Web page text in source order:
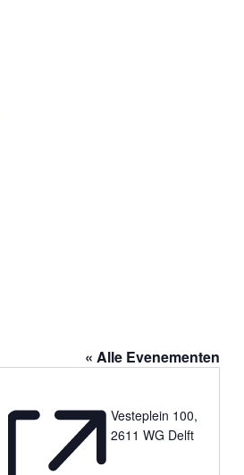
« Alle Evenementen
Vesteplein 100,
2611 WG Delft